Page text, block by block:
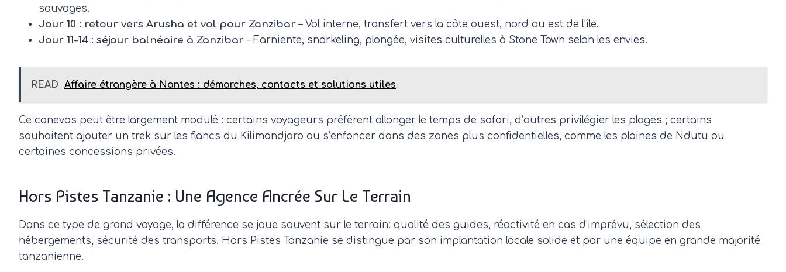
sauvages.
Jour 10 : retour vers Arusha et vol pour Zanzibar – Vol interne, transfert vers la côte ouest, nord ou est de l’île.
Jour 11-14 : séjour balnéaire à Zanzibar – Farniente, snorkeling, plongée, visites culturelles à Stone Town selon les envies.
READ Affaire étrangère à Nantes : démarches, contacts et solutions utiles
Ce canevas peut être largement modulé : certains voyageurs préfèrent allonger le temps de safari, d’autres privilégier les plages ; certains
souhaitent ajouter un trek sur les flancs du Kilimandjaro ou s’enfoncer dans des zones plus confidentielles, comme les plaines de Ndutu ou
certaines concessions privées.
Hors Pistes Tanzanie : Une Agence Ancrée Sur Le Terrain
Dans ce type de grand voyage, la différence se joue souvent sur le terrain: qualité des guides, réactivité en cas d’imprévu, sélection des
hébergements, sécurité des transports. Hors Pistes Tanzanie se distingue par son implantation locale solide et par une équipe en grande majorité
tanzanienne.